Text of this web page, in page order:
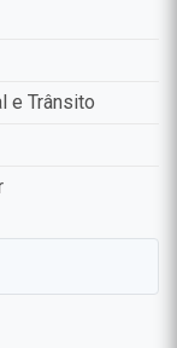
e Trânsito